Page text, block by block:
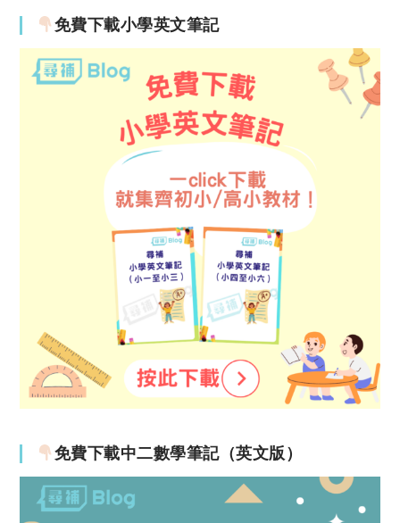
免費下載小學英文筆記
免費下載中二數學筆記（英文版）